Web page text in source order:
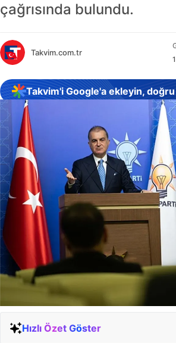
çağrısında bulundu.
Takvim.com.tr
Takvim'i Google'a ekleyin,
Hızlı Özet Göster